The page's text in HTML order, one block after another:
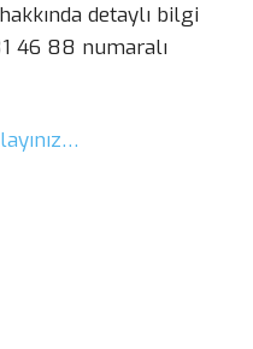
detaylı bilgi
46 88 numaralı